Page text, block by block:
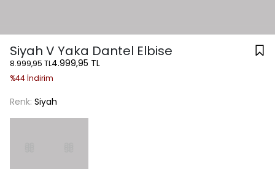
Siyah V Yaka Dantel Elbise
8.999,95 TL4.999,95 TL
%44 İndirim
Renk: Siyah